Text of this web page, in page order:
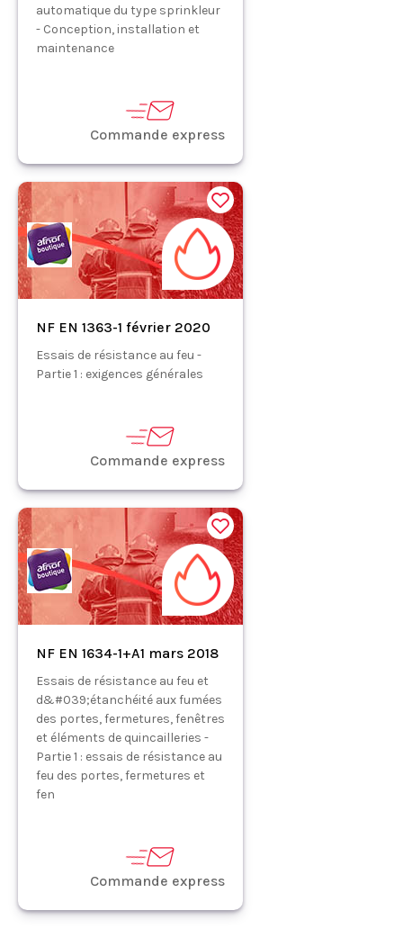
automatique du type sprinkleur
- Conception, installation et
maintenance
Commande express
NF EN 1363-1 février 2020
Essais de résistance au feu -
Partie 1 : exigences générales
Commande express
NF EN 1634-1+A1 mars 2018
Essais de résistance au feu et
d&#039;étanchéité aux fumées
des portes, fermetures, fenêtres
et éléments de quincailleries -
Partie 1 : essais de résistance au
feu des portes, fermetures et
fen
Commande express